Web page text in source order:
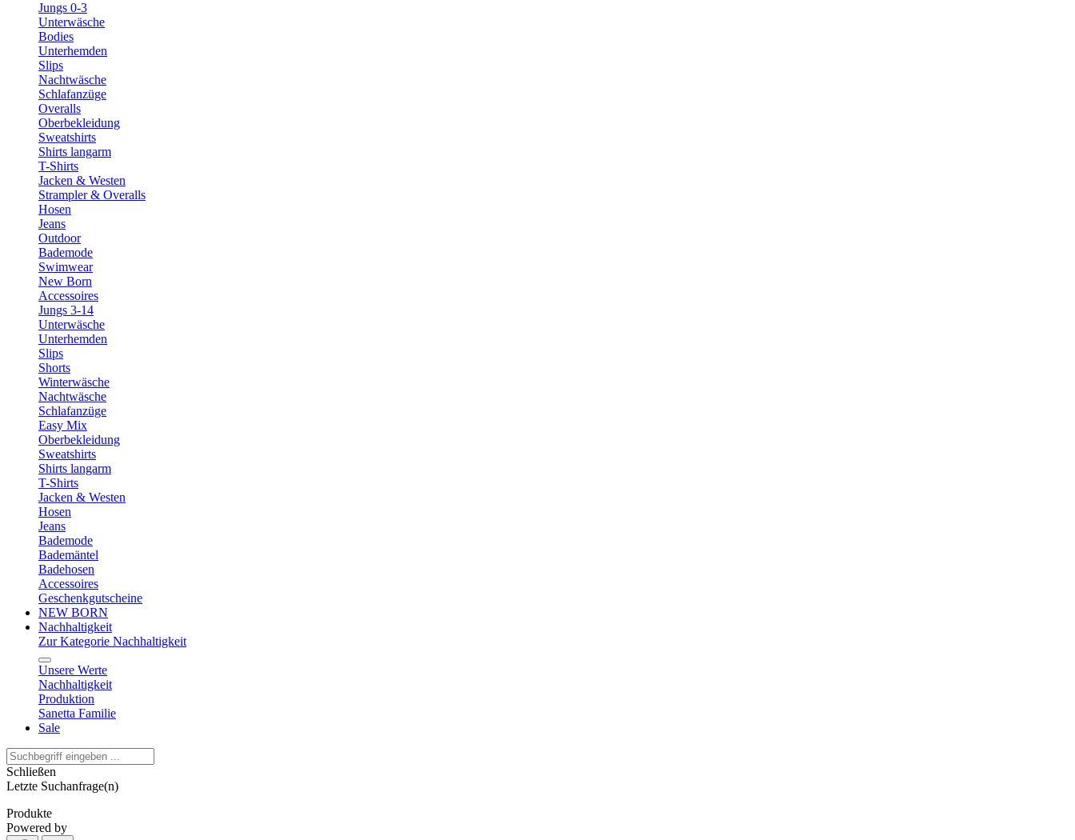
Jungs 0-3
Unterwäsche
Bodies
Unterhemden
Slips
Nachtwäsche
Schlafanzüge
Overalls
Oberbekleidung
Sweatshirts
Shirts langarm
T-Shirts
Jacken & Westen
Strampler & Overalls
Hosen
Jeans
Outdoor
Bademode
Swimwear
New Born
Accessoires
Jungs 3-14
Unterwäsche
Unterhemden
Slips
Shorts
Winterwäsche
Nachtwäsche
Schlafanzüge
Easy Mix
Oberbekleidung
Sweatshirts
Shirts langarm
T-Shirts
Jacken & Westen
Hosen
Jeans
Bademode
Bademäntel
Badehosen
Accessoires
Geschenkgutscheine
NEW BORN
Nachhaltigkeit
Zur Kategorie Nachhaltigkeit
Unsere Werte
Nachhaltigkeit
Produktion
Sanetta Familie
Sale
Schließen
Letzte Suchanfrage(n)
Produkte
Powered by